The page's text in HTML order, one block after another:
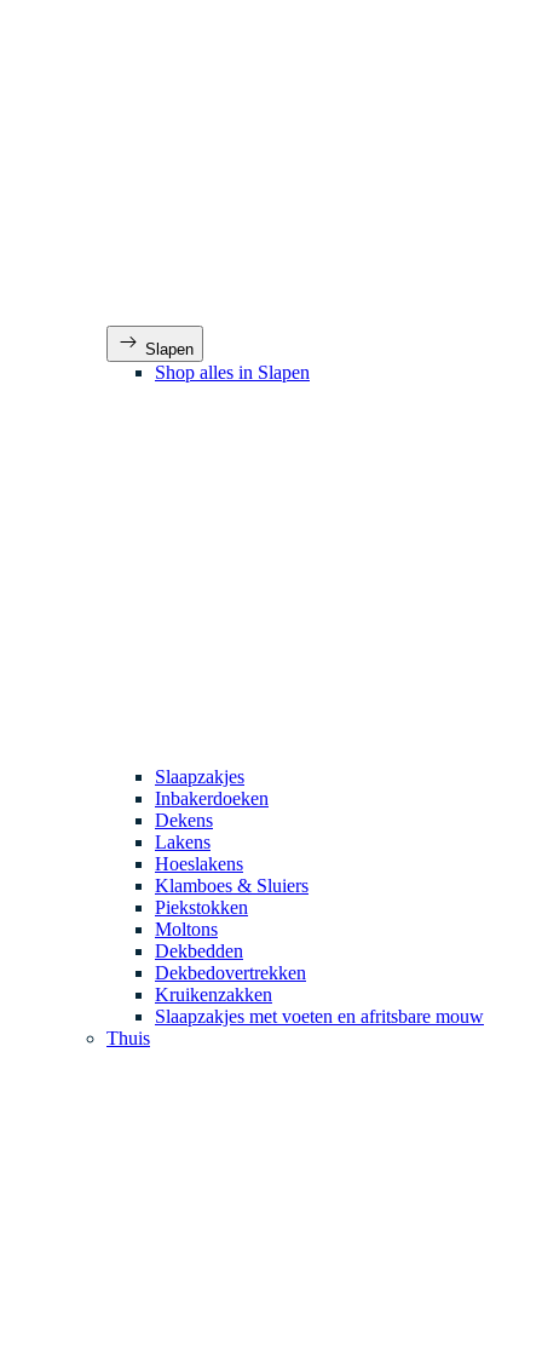
Slapen
Shop alles in Slapen
Slaapzakjes
Inbakerdoeken
Dekens
Lakens
Hoeslakens
Klamboes & Sluiers
Piekstokken
Moltons
Dekbedden
Dekbedovertrekken
Kruikenzakken
Slaapzakjes met voeten en afritsbare mouw
Thuis